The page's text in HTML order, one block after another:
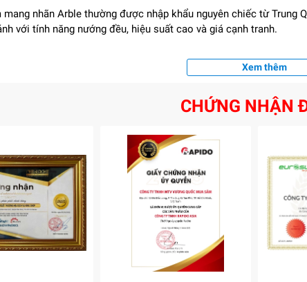
mang nhãn Arble thường được nhập khẩu nguyên chiếc từ
với tính năng nướng đều, hiệu suất cao và giá cạnh tranh.
Xem thêm
CHỨNG NHẬN